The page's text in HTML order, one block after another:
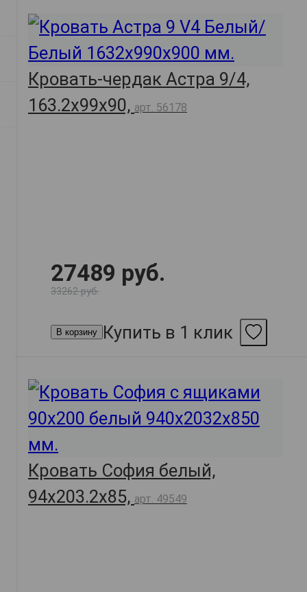
Кровать-чердак Астра 9/4,
163.2х99х90, арт. 56178
27489 руб.
33262 руб.
В корзину Купить в 1 клик
Кровать София белый,
94х203.2х85, арт. 49549